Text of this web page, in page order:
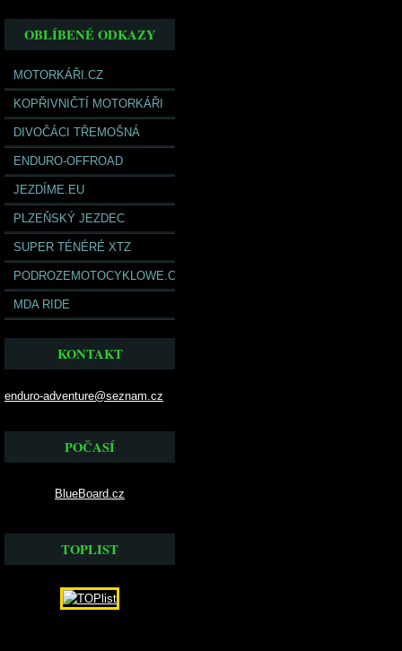
OBLÍBENÉ ODKAZY
MOTORKÁŘI.CZ
KOPŘIVNIČTÍ MOTORKÁŘI
DIVOČÁCI TŘEMOŠNÁ
ENDURO-OFFROAD
JEZDÍME.EU
PLZEŇSKÝ JEZDEC
SUPER TÉNÉRÉ XTZ
PODROZEMOTOCYKLOWE.COM
MDA RIDE
KONTAKT
enduro-adventure@seznam.cz
POČASÍ
BlueBoard.cz
TOPLIST